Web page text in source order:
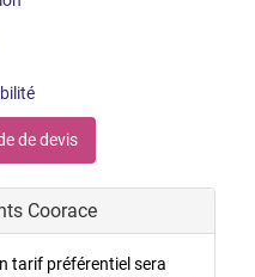
de devis
Coorace
tarif préférentiel sera